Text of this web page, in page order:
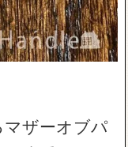
ザーオブパ